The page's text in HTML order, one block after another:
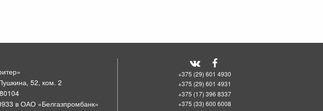
52, ком. 2
в ОАО «Белгазпромбанк»
+375 (29) 601 4930
+375 (29) 601 4931
+375 (17) 396 8337
+375 (33) 600 6008